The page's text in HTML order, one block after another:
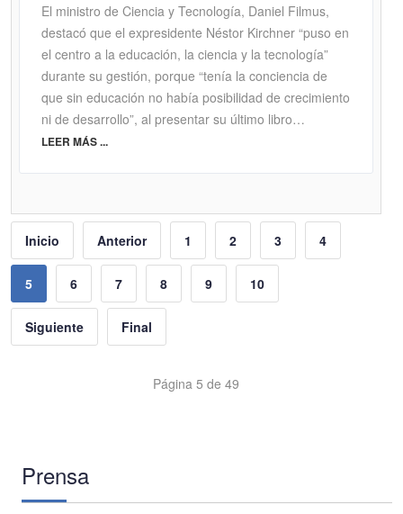
El ministro de Ciencia y Tecnología, Daniel Filmus,
destacó que el expresidente Néstor Kirchner “puso en
el centro a la educación, la ciencia y la tecnología”
durante su gestión, porque “tenía la conciencia de
que sin educación no había posibilidad de crecimiento
ni de desarrollo”, al presentar su último libro…
LEER MÁS ...
Inicio Anterior 1 2 3 4
5 6 7 8 9 10
Siguiente Final
Página 5 de 49
Prensa